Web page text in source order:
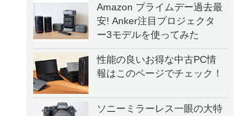
Amazon プライムデー過去最
安! Anker注目プロジェクタ
ー3モデルを使ってみた
性能の良いお得な中古PC情
報はこのページでチェック！
ソニーミラーレス一眼の大特